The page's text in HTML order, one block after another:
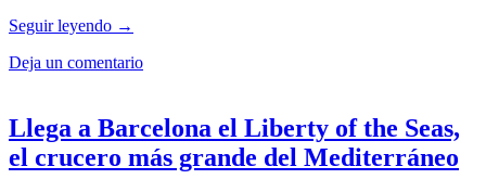
Seguir leyendo Así
el
Concordia
→
Deja un comentario
Llega a Barcelona el Liberty of the Seas,
el crucero más grande del Mediterráneo